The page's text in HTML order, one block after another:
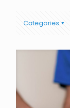
Categories